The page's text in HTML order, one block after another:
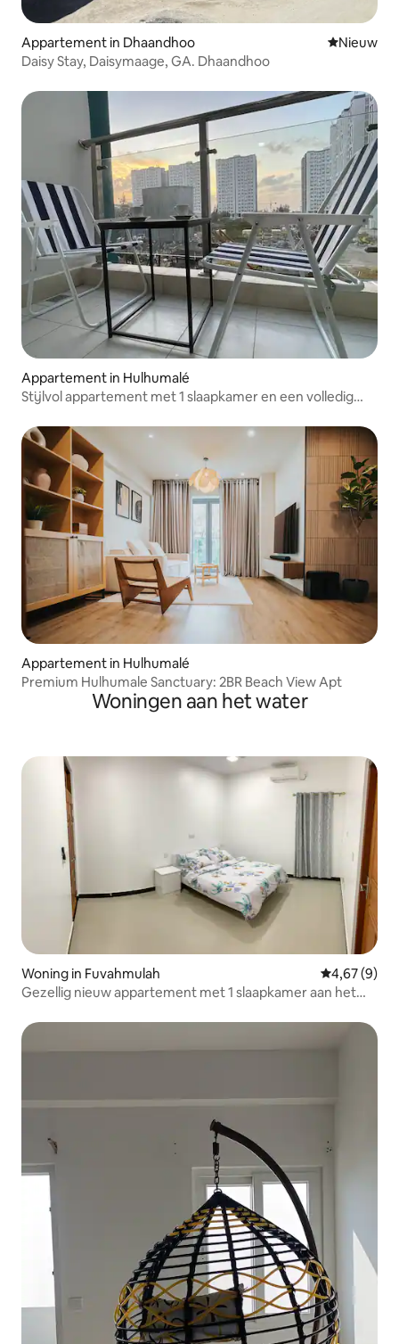
Appartement in Dhaandhoo Nieuwe
Nieuw
Daisy Stay, Daisymaage, GA. Dhaandhoo
Appartement in Hulhumalé
Stijlvol appartement met 1 slaapkamer en een volledig
Appartement in Hulhumalé
Premium Hulhumale Sanctuary: 2BR Beach View Apt
Woningen aan het water
Woning in Fuvahmulah Gemiddelde
4,67 (9)
Gezellig nieuw appartement met 1 slaapkamer aan het